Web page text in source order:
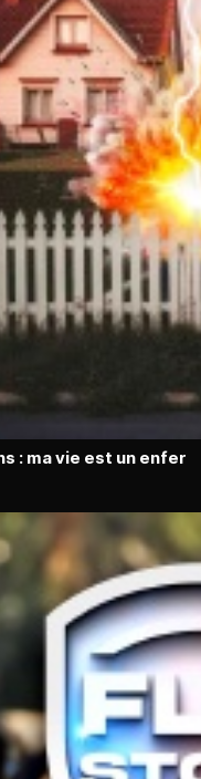
: ma vie est un enfer